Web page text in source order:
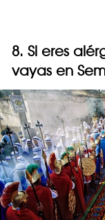
8. Si eres
vayas en